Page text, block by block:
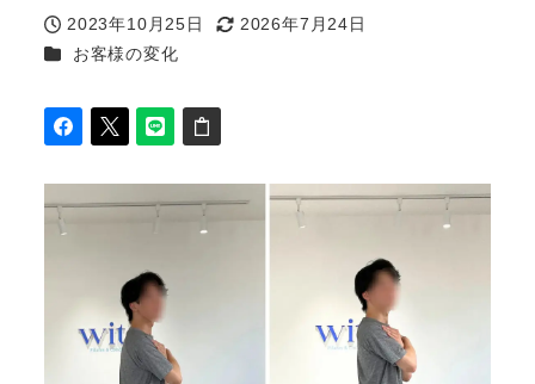
投稿日
2023年10月25日
更新日
2026年7月24日
カテゴリー
お客様の変化